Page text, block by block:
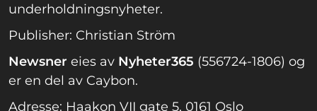
underholdningsnyheter.
Publisher: Christian Ström
Newsner eies av Nyheter365 (556724-1806) og
er en del av Caybon.
Adresse: Haakon VII gate 5, 0161 Oslo